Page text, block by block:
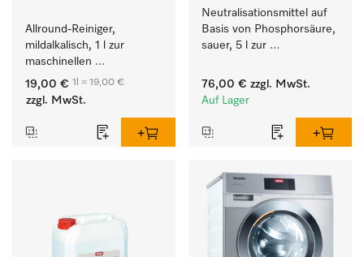
Allround-Reiniger,
mildalkalisch, 1 l zur
maschinellen
Aufbereitung von
Instrumenten und
19,00 € 1l = 19,00 €
zzgl. MwSt.
Neutralisationsmittel auf
Basis von Phosphorsäure,
sauer, 5 l zur
von Laborglas und
Laborutensilien.
76,00 € zzgl. MwSt.
Auf Lager